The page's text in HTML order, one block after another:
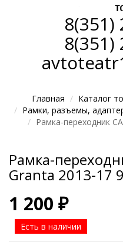
8(351)
8(351)
Главная Каталог
Рамки, разъемы,
Рамка-переходник
Рамка-
Granta 2013-17
1 200 ₽
Есть в наличии